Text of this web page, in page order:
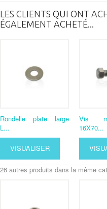
LES CLIENTS QUI ONT
ÉGALEMENT ACHETÉ...
Rondelle plate large
L...
VISUALISER
Vis
16X70...
26 autres produits dans la même